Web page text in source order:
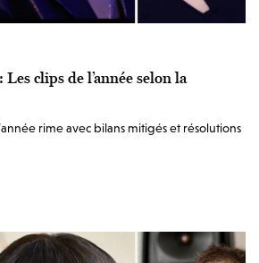
clips de l’année selon la
rime avec bilans mitigés et résolutions